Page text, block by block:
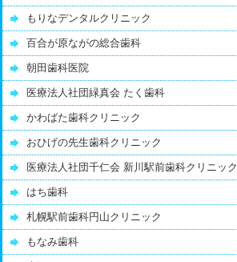
もりなデンタルクリニック
百合が原ながの総合歯科
朝田歯科医院
医療法人社団緑真会 たく歯科
かわばた歯科クリニック
おひげの先生歯科クリニック
医療法人社団千仁会 新川駅前歯科クリニック
はち歯科
札幌駅前歯科円山クリニック
もなみ歯科